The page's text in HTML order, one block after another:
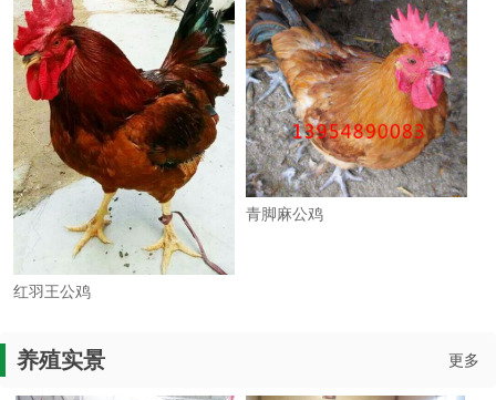
红羽王公鸡
青脚麻公鸡
养殖实景 更多